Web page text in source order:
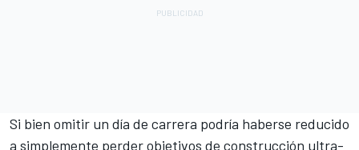
Si bien omitir un día de carrera podría haberse reducido
a simplemente perder objetivos de construcción ultra-